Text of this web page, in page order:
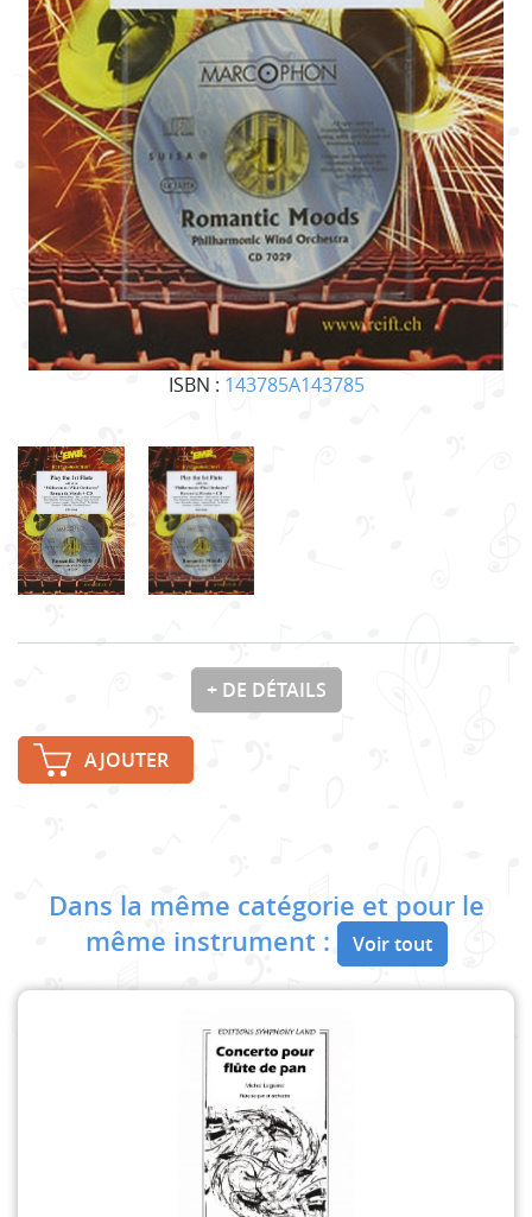
ISBN : 143785A143785
+ DE DÉTAILS
AJOUTER
Dans la même catégorie et pour le
même instrument :
Voir tout